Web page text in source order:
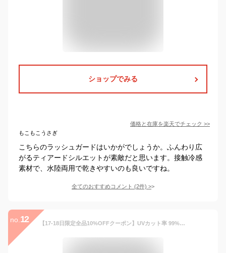
ショップでみる
価格と在庫を楽天でチェック >>
もこもこうさぎ
こちらのラッシュガードはいかがでしょうか。ふんわり広
がるティアードシルエットが素敵だと思います。接触冷感
素材で、水陸両用で乾きやすいのも良いですね。
全てのおすすめコメント (2件) >
no. 12 【17-18日限定全品10%OFFクーポン】UVカット率 99%以上 ラッシュガード レディース 水着体型カバーラッシュパーカー ロング 薄手 伸縮性 UPF50+ 日焼け防止 フード付き フルオープンジップ ティアードフリル 切り替え ゴム ポケット付き 急速冷感 水陸両用